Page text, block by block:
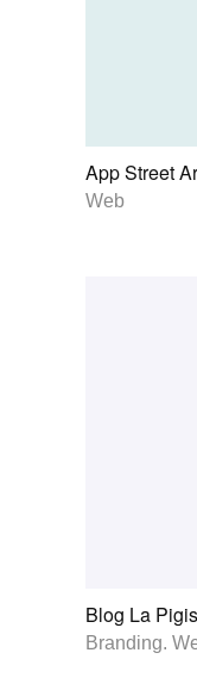
App Street
Web
Blog La
Branding.